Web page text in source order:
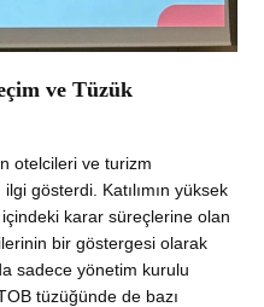
ve Tüzük
otelcileri ve turizm
gösterdi. Katılımın yüksek
karar süreçlerine olan
bir göstergesi olarak
sadece yönetim kurulu
tüzüğünde de bazı